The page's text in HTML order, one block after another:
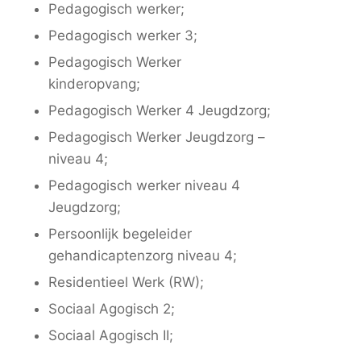
Pedagogisch werker;
Pedagogisch werker 3;
Pedagogisch Werker
kinderopvang;
Pedagogisch Werker 4 Jeugdzorg;
Pedagogisch Werker Jeugdzorg –
niveau 4;
Pedagogisch werker niveau 4
Jeugdzorg;
Persoonlijk begeleider
gehandicaptenzorg niveau 4;
Residentieel Werk (RW);
Sociaal Agogisch 2;
Sociaal Agogisch II;